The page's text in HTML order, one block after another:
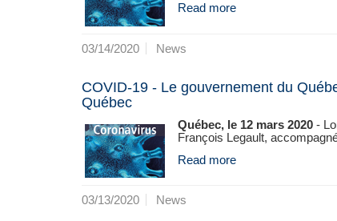
Read more
03/14/2020 News
COVID-19 - Le gouvernement du
Québec
Québec, le 12 mars 2020 -
François Legault,
Read more
03/13/2020 News